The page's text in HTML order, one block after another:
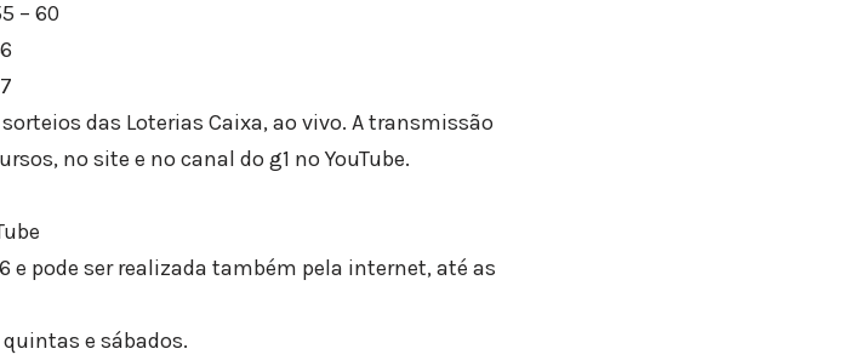
– 60
das Loterias Caixa, ao vivo. A transmissão
no site e no canal do g1 no YouTube.
e pode ser realizada também pela internet, até as
e sábados.